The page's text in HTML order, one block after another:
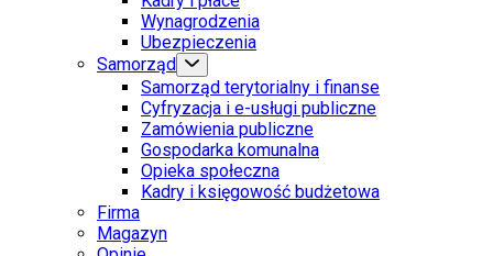
Wynagrodzenia
Ubezpieczenia
Samorząd
Samorząd terytorialny i finanse
Cyfryzacja i e-usługi publiczne
Zamówienia publiczne
Gospodarka komunalna
Opieka społeczna
Kadry i księgowość budżetowa
Firma
Magazyn